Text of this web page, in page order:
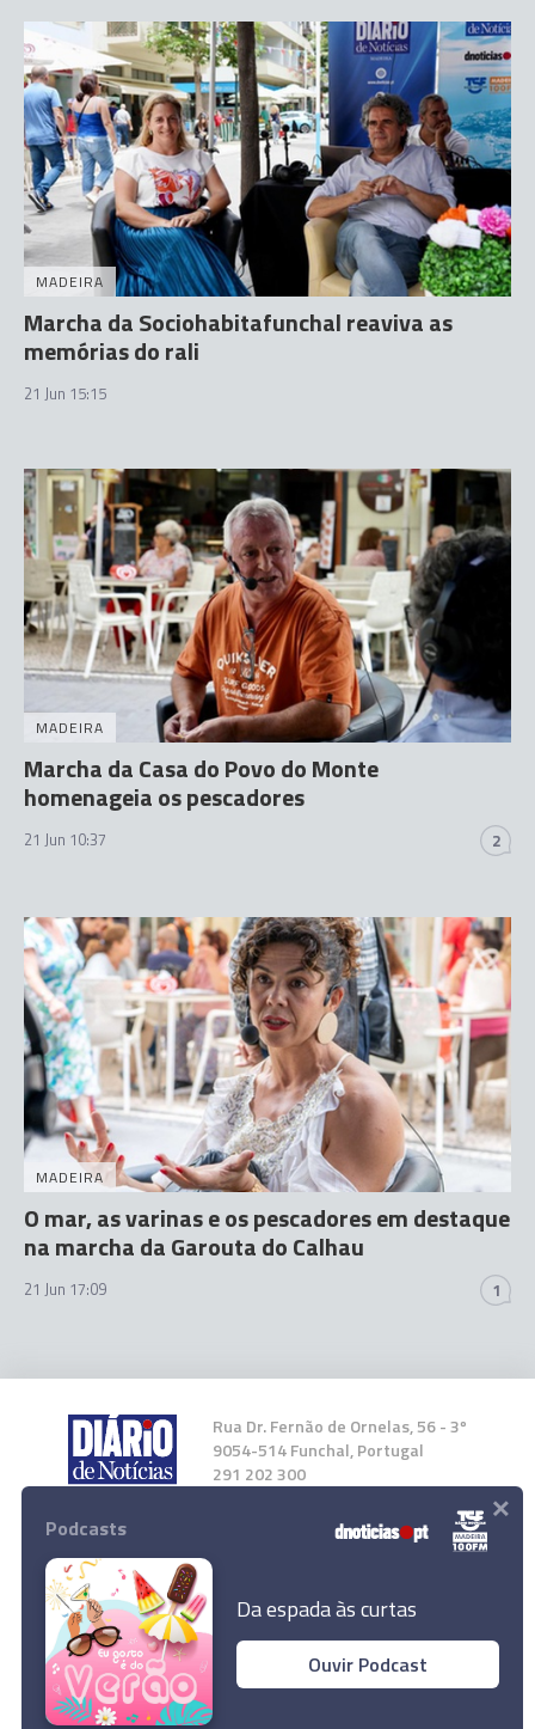
Fado antes das marchas de São João na
'Fernão de Ornelas'
MADEIRA
Marcha da Sociohabitafunchal reaviva as
memórias do rali
21 Jun 15:15
MADEIRA
Marcha da Casa do Povo do Monte
homenageia os pescadores
21 Jun 10:37 2
MADEIRA
O mar, as varinas e os pescadores em destaque
na marcha da Garouta do Calhau
21 Jun 17:09 1
Rua Dr. Fernão de Ornelas, 56 - 3º
9054-514 Funchal, Portugal
291 202 300
Instale a nossa App
© 2023 Empresa Diário de Notícias, Lda.
Todos os direitos reservados.
Podcasts
Da espada às curtas
Ouvir Podcast
×